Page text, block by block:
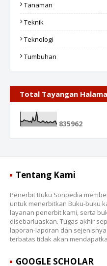
Tanaman
Teknik
Teknologi
Tumbuhan
Total Tayangan
835962
Tentang Kami
Penerbit Buku Sonpedia
untuk menerbitkan Buku-buku
layanan penerbit kami, serta
disebarluaskan. Tugas akhir
laporan-laporan dan
terbatas tidak akan
GOOGLE SCHOLAR